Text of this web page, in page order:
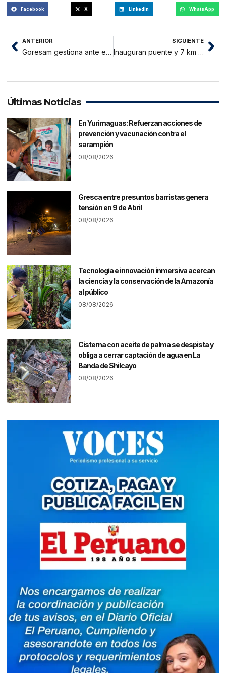
Facebook X LinkedIn WhatsApp
ANTERIOR
Goresam gestiona ante el Ejecutivo la continuidad del personal CAS del Centro de Salud Picota
SIGUIENTE
Inauguran puente y 7 km de carretera al caserío Laurel, comprensión del distrito de Alonso de Alvarado Roque.
Últimas Noticias
En Yurimaguas: Refuerzan acciones de
prevención y vacunación contra el
sarampión
08/08/2026
Gresca entre presuntos barristas genera
tensión en 9 de Abril
08/08/2026
Tecnología e innovación inmersiva acercan
la ciencia y la conservación de la Amazonía
al público
08/08/2026
Cisterna con aceite de palma se despista y
obliga a cerrar captación de agua en La
Banda de Shilcayo
08/08/2026